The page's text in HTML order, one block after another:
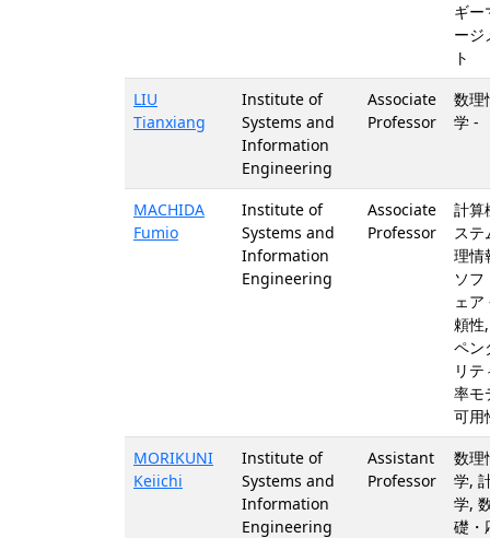
ギー
ージ
ト
LIU
Tianxiang
Institute of
Systems and
Information
Engineering
Associate
Professor
数理
学 -
MACHIDA
Fumio
Institute of
Systems and
Information
Engineering
Associate
Professor
計算
ステ
理情
ソフ
ェア
頼性
ペン
リ
率モ
可用
MORIKUNI
Keiichi
Institute of
Systems and
Information
Engineering
Assistant
Professor
数理
学,
学,
礎・